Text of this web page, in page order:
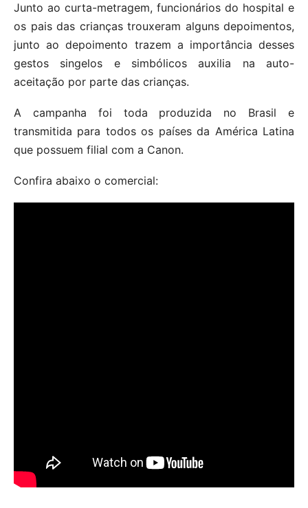
Junto ao curta-metragem, funcionários do hospital e
os pais das crianças trouxeram alguns depoimentos,
junto ao depoimento trazem a importância desses
gestos singelos e simbólicos auxilia na auto-
aceitação por parte das crianças.
A campanha foi toda produzida no Brasil e
transmitida para todos os países da América Latina
que possuem filial com a Canon.
Confira abaixo o comercial: